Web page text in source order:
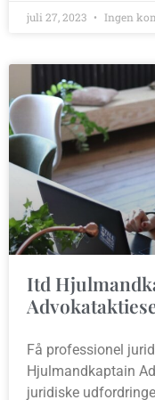
juli 27, 2023 Ingen
Itd
Få professionel
Hjulmandkaptain
juridiske